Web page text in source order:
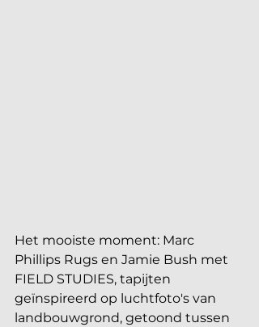
Het mooiste moment: Marc
Phillips Rugs en Jamie Bush met
FIELD STUDIES, tapijten
geïnspireerd op luchtfoto's van
landbouwgrond, getoond tussen